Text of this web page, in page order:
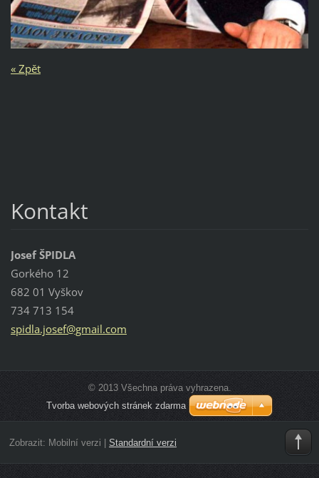
« Zpět
Kontakt
Josef ŠPIDLA
Gorkého 12
682 01 Vyškov
734 713 154
spidla.josef@gmail.com
© 2013 Všechna práva vyhrazena.
Tvorba webových stránek zdarma
Zobrazit: Mobilní verzi Standardní verzi